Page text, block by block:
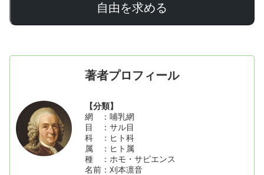
自由を求める
著者プロフィール
【分類】
網 ：哺乳網
目 ：サル目
科 ：ヒト科
属 ：ヒト属
種 ：ホモ・サピエンス
名前：刈本凛音